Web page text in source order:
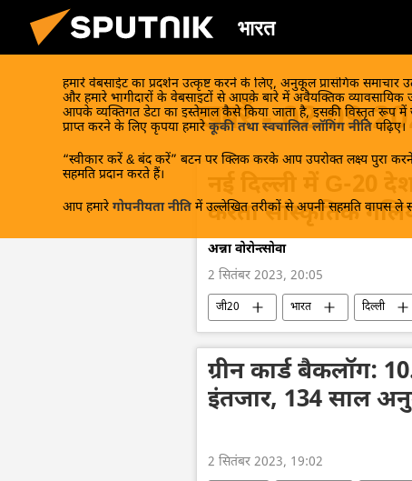
भारत
हमारे वेबसाईट का प्रदर्शन उत्कृष्ट करने के लिए, अनुकूल प्रासंगिक समाचार
और हमारे भागीदारों के वेबसाइटों से आपके बारे में अवैयक्तिक व्यावसायिक
आपके व्यक्तिगत डेटा का इस्तेमाल कैसे किया जाता है, इसकी विस्तृत रूप में
प्राप्त करने के लिए कृपया हमारे कूकी तथा स्वचालित लॉगिंग नीति पढ़िए।
“स्वीकार करें & बंद करें” बटन पर क्लिक करके आप उपरोक्त लक्ष्य पुरा
सहमति प्रदान करते हैं।
आप हमारे गोपनीयता नीति में उल्लेखित तरीकों से अपनी सहमति वापस ले
खबरें -
करता सांस्कृतिक
अन्ना वोरोन्त्सोवा
2 सितंबर 2023, 20:05
जी20 भारत दिल्ली
बाइकाल झील
रूस
ग्रीन कार्ड बैकलॉग:
इंतजार, 134 साल
2 सितंबर 2023, 19:02